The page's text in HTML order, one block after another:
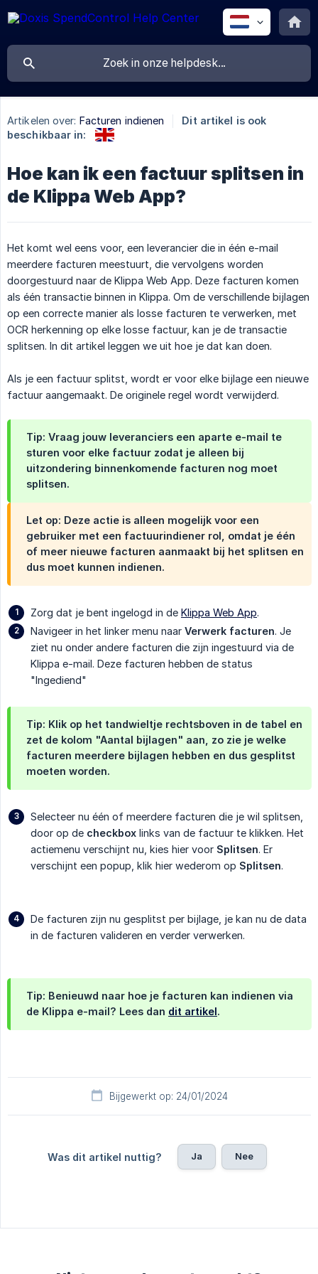
Artikelen over: Facturen indienen
Dit artikel is ook
beschikbaar in:
Hoe kan ik een factuur splitsen in
de Klippa Web App?
Het komt wel eens voor, een leverancier die in één e-mail
meerdere facturen meestuurt, die vervolgens worden
doorgestuurd naar de Klippa Web App. Deze facturen komen
als één transactie binnen in Klippa. Om de verschillende bijlagen
op een correcte manier als losse facturen te verwerken, met
OCR herkenning op elke losse factuur, kan je de transactie
splitsen. In dit artikel leggen we uit hoe je dat kan doen.
Als je een factuur splitst, wordt er voor elke bijlage een nieuwe
factuur aangemaakt. De originele regel wordt verwijderd.
Tip: Vraag jouw leveranciers een aparte e-mail te
sturen voor elke factuur zodat je alleen bij
uitzondering binnenkomende facturen nog moet
splitsen.
Let op: Deze actie is alleen mogelijk voor een
gebruiker met een factuurindiener rol, omdat je één
of meer nieuwe facturen aanmaakt bij het splitsen en
dus moet kunnen indienen.
Zorg dat je bent ingelogd in de Klippa Web App.
Navigeer in het linker menu naar Verwerk facturen. Je
ziet nu onder andere facturen die zijn ingestuurd via de
Klippa e-mail. Deze facturen hebben de status
"Ingediend"
Tip: Klik op het tandwieltje rechtsboven in de tabel en
zet de kolom "Aantal bijlagen" aan, zo zie je welke
facturen meerdere bijlagen hebben en dus gesplitst
moeten worden.
Selecteer nu één of meerdere facturen die je wil splitsen,
door op de checkbox links van de factuur te klikken. Het
actiemenu verschijnt nu, kies hier voor Splitsen. Er
verschijnt een popup, klik hier wederom op Splitsen.
De facturen zijn nu gesplitst per bijlage, je kan nu de data
in de facturen valideren en verder verwerken.
Tip: Benieuwd naar hoe je facturen kan indienen via
de Klippa e-mail? Lees dan dit artikel.
Bijgewerkt op: 24/01/2024
Was dit artikel nuttig? Ja Nee